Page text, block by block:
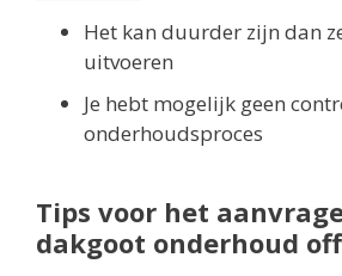
Het kan duurder zijn dan
uitvoeren
Je hebt mogelijk geen
onderhoudsproces
Tips voor het
dakgoot onderhoud